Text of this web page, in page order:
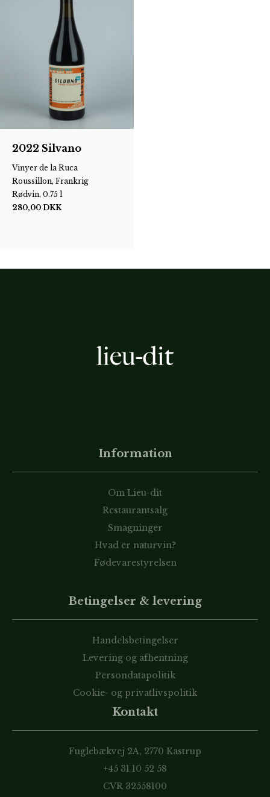
2022 Silvano
Vinyer de la Ruca
Roussillon, Frankrig
Rødvin, 0.75 l
280,00 DKK
Information
Om Lieu-dit
Restaurantsalg
Smagninger
Hvad er naturvin?
Fødevarestyrelsen
Betingelser & levering
Handelsbetingelser
Levering og afhentning
Persondatapolitik
Cookie- og privatlivspolitik
Kontakt
Fuglebækvej 2A, 2770 Kastrup
+45 31 10 52 58
CVR 32558100